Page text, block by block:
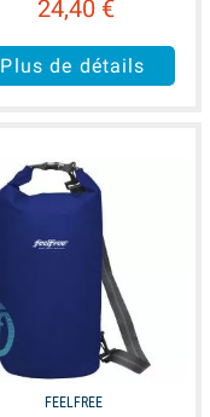
24,40 €
Plus de détails
FEELFREE